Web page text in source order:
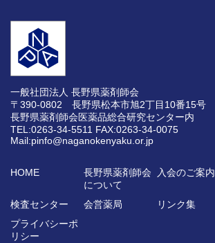
一般社団法人 長野県薬剤師会
〒390-0802 長野県松本市旭2丁目10番15号
長野県薬剤師会医薬品総合研究センター内
TEL:0263-34-5511 FAX:0263-34-0075
Mail:pinfo@naganokenyaku.or.jp
HOME
長野県薬剤師会
について
入会のご案内
検査センター 会営薬局 リンク集
プライバシーポ
リシー